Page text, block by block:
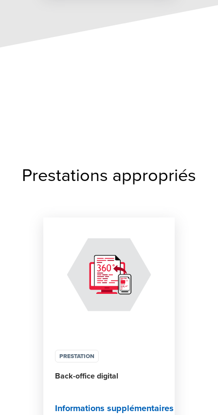
Prestations appropriés
PRESTATION
Back-office digital
Informations supplémentaires